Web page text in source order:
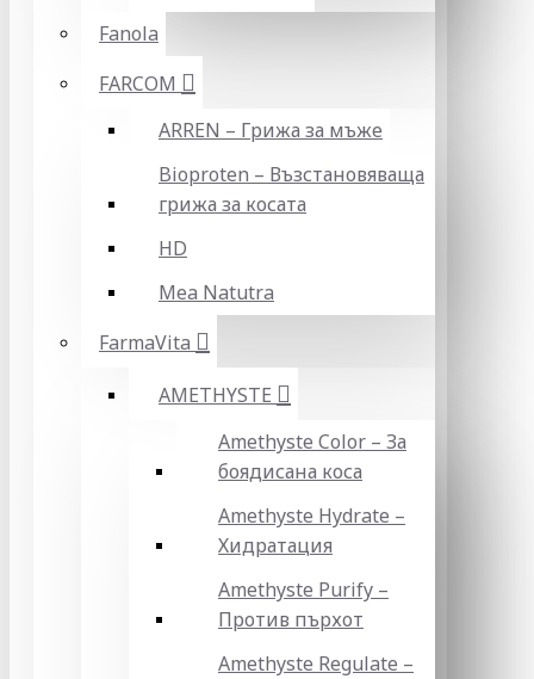
Fanola
FARCOM
ARREN – Грижа за мъже
Bioproten – Възстановяваща
грижа за косата
HD
Mea Natutra
FarmaVita
AMETHYSTE
Amethyste Color – За
боядисана коса
Amethyste Hydrate –
Хидратация
Amethyste Purify –
Против пърхот
Amethyste Regulate –